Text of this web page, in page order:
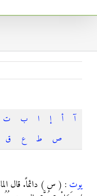
آ أ إ ا ب ت
ص
ط ع ق
يوت : ( س ) دائماً. قال